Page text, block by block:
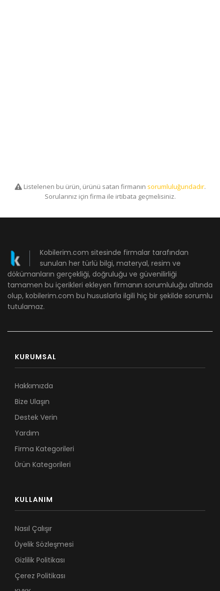
Listelenen bu ürün, ürünü satan firmanın sorumluluğundadır.
Sorularınız için firma ile irtibata geçmelisiniz.
Kobilerim.com sitesinde firmalar tarafından
sunulan her türlü bilgi, materyal, resim ve
dökümanların gerçekliği, doğruluğu ve güvenilirliği
tamamen bu içerikleri ekleyen firmanın sorumluluğu altında
olup, kobilerim.com bu hususlarla ilgili hiç bir şekilde sorumlu
tutulamaz.
KURUMSAL
Hakkımızda
Bize Ulaşın
Destek Verin
Yardım
Firma Kategorileri
Ürün Kategorileri
KULLANIM
Nasıl Çalışır
Üyelik Sözleşmesi
Gizlilik Politikası
Çerez Politikası